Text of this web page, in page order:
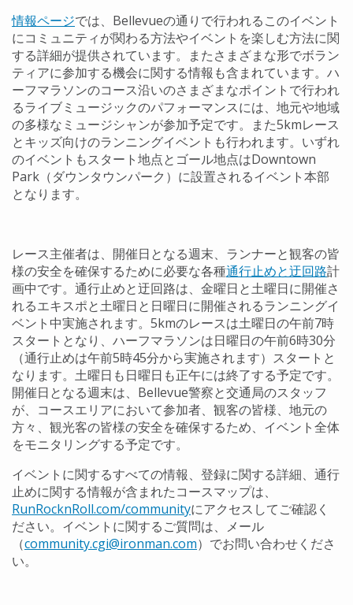
情報ページでは、Bellevueの通りで行われるこのイベント
にコミュニティが関わる方法やイベントを楽しむ方法に関
する詳細が提供されています。またさまざまな形でボラン
ティアに参加する機会に関する情報も含まれています。ハ
ーフマラソンのコース沿いのさまざまなポイントで行われ
るライブミュージックのパフォーマンスには、地元や地域
の多様なミュージシャンが参加予定です。また5kmレース
とキッズ向けのランニングイベントも行われます。いずれ
のイベントもスタート地点とゴール地点はDowntown
Park（ダウンタウンパーク）に設置されるイベント本部
となります。
レース主催者は、開催日となる週末、ランナーと観客の皆
様の安全を確保するために必要な各種通行止めと迂回路計
画中です。通行止めと迂回路は、金曜日と土曜日に開催さ
れるエキスポと土曜日と日曜日に開催されるランニングイ
ベント中実施されます。5kmのレースは土曜日の午前7時
スタートとなり、ハーフマラソンは日曜日の午前6時30分
（通行止めは午前5時45分から実施されます）スタートと
なります。土曜日も日曜日も正午には終了する予定です。
開催日となる週末は、Bellevue警察と交通局のスタッフ
が、コースエリアにおいて参加者、観客の皆様、地元の
方々、観光客の皆様の安全を確保するため、イベント全体
をモニタリングする予定です。
イベントに関するすべての情報、登録に関する詳細、通行
止めに関する情報が含まれたコースマップは、
RunRocknRoll.com/communityにアクセスしてご確認く
ださい。イベントに関するご質問は、メール
（community.cgi@ironman.com）でお問い合わせくださ
い。